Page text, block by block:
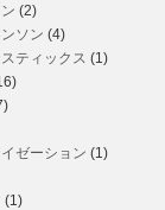
(2)
ソン (4)
ティックス (1)
ゼーション (1)
(1)